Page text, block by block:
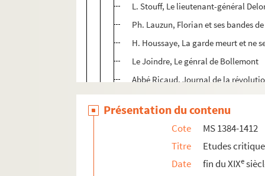
L. Stouff, Le lieutenant-général
Ph. Lauzun, Florian et ses bandes
H. Houssaye, La garde meurt et ne
Le Joindre, Le génral de Bollemont
Abbé Ricaud, Journal de la
Abbé Ricaud, Les suspects des
Dom Louis David, Les seize
Abbé Uzureau, Diverses plaquettes
G. D'Avenel, Lettres du cardinal
L. Pastor, Die Reise des Cardinal
Présentation du contenu
Cote
MS 1384-1412
Titre
Etudes
Date
fin du XIXe